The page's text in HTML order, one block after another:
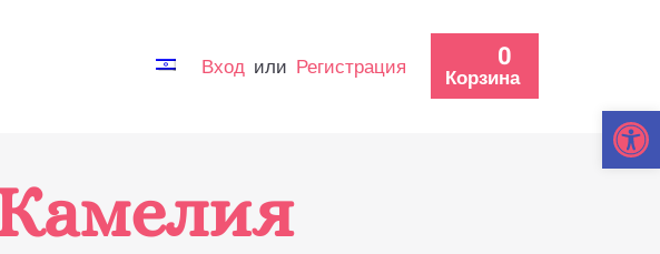
Вход или Регистрация Корзина
0